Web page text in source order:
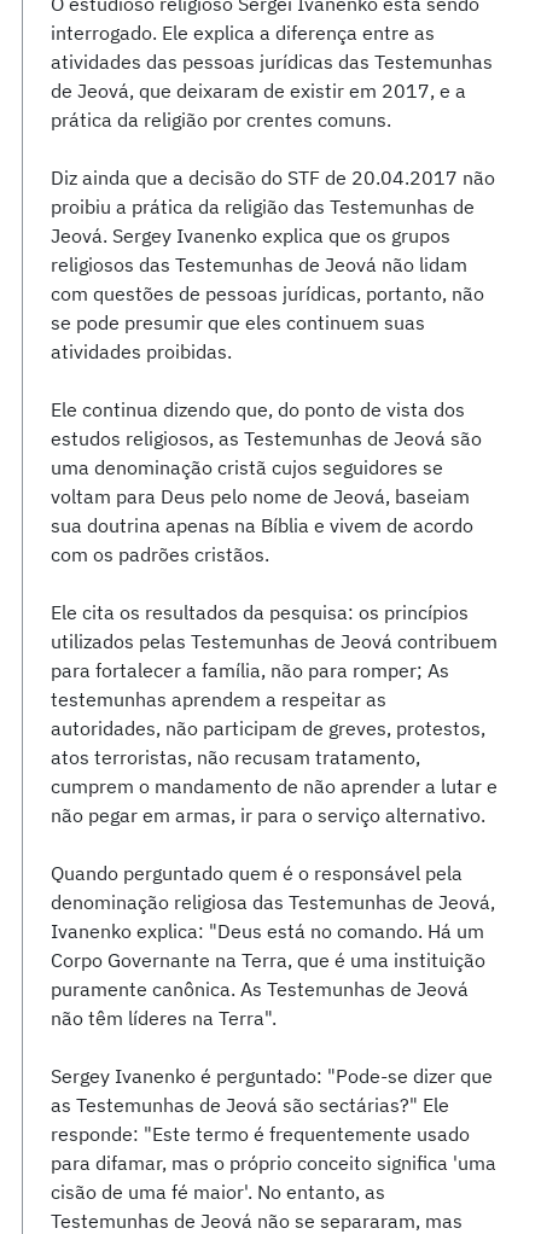
interrogado. Ele explica a diferença entre as
atividades das pessoas jurídicas das Testemunhas
de Jeová, que deixaram de existir em 2017, e a
prática da religião por crentes comuns.
Diz ainda que a decisão do STF de 20.04.2017 não
proibiu a prática da religião das Testemunhas de
Jeová. Sergey Ivanenko explica que os grupos
religiosos das Testemunhas de Jeová não lidam
com questões de pessoas jurídicas, portanto, não
se pode presumir que eles continuem suas
atividades proibidas.
Ele continua dizendo que, do ponto de vista dos
estudos religiosos, as Testemunhas de Jeová são
uma denominação cristã cujos seguidores se
voltam para Deus pelo nome de Jeová, baseiam
sua doutrina apenas na Bíblia e vivem de acordo
com os padrões cristãos.
Ele cita os resultados da pesquisa: os princípios
utilizados pelas Testemunhas de Jeová contribuem
para fortalecer a família, não para romper; As
testemunhas aprendem a respeitar as
autoridades, não participam de greves, protestos,
atos terroristas, não recusam tratamento,
cumprem o mandamento de não aprender a lutar e
não pegar em armas, ir para o serviço alternativo.
Quando perguntado quem é o responsável pela
denominação religiosa das Testemunhas de Jeová,
Ivanenko explica: "Deus está no comando. Há um
Corpo Governante na Terra, que é uma instituição
puramente canônica. As Testemunhas de Jeová
não têm líderes na Terra".
Sergey Ivanenko é perguntado: "Pode-se dizer que
as Testemunhas de Jeová são sectárias?" Ele
responde: "Este termo é frequentemente usado
para difamar, mas o próprio conceito significa 'uma
cisão de uma fé maior'. No entanto, as
Testemunhas de Jeová não se separaram, mas